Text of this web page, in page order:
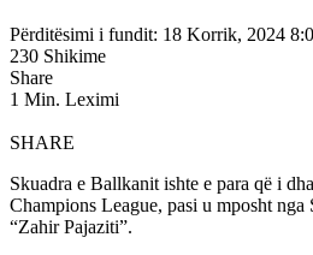
Përditësimi i fundit: 18 Korrik, 2024
230 Shikime
Share
1 Min. Leximi
SHARE
Skuadra e Ballkanit ishte e para që i
Champions League, pasi u mposht nga
“Zahir Pajaziti”.